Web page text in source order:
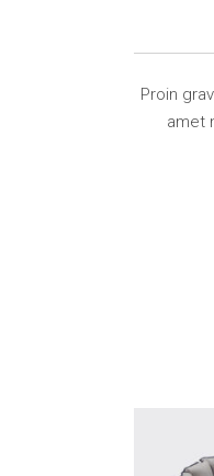
Proin
amet